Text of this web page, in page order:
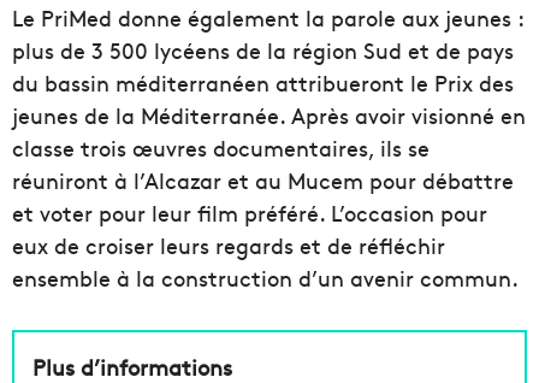
Le PriMed donne également la parole aux jeunes :
plus de 3 500 lycéens de la région Sud et de pays
du bassin méditerranéen attribueront le Prix des
jeunes de la Méditerranée. Après avoir visionné en
classe trois œuvres documentaires, ils se
réuniront à l’Alcazar et au Mucem pour débattre
et voter pour leur film préféré. L’occasion pour
eux de croiser leurs regards et de réfléchir
ensemble à la construction d’un avenir commun.
Plus d’informations